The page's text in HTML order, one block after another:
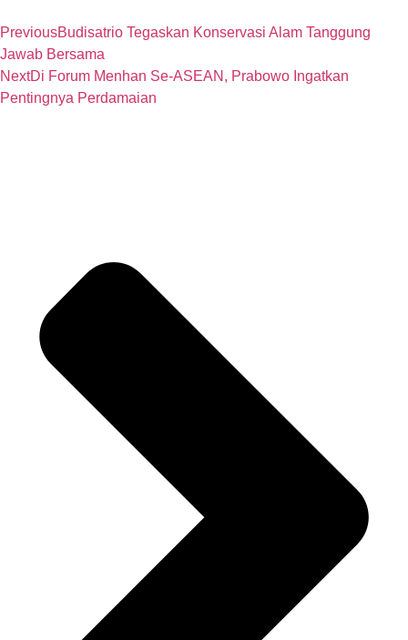
PreviousBudisatrio Tegaskan Konservasi Alam Tanggung
Jawab Bersama
NextDi Forum Menhan Se-ASEAN, Prabowo Ingatkan
Pentingnya Perdamaian